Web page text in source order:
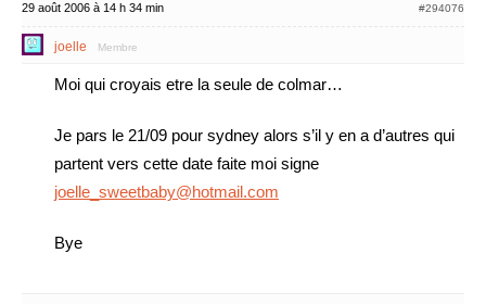
29 août 2006 à 14 h 34 min #294076
joelle Membre
Moi qui croyais etre la seule de colmar…
Je pars le 21/09 pour sydney alors s’il y en a d’autres qui
partent vers cette date faite moi signe
joelle_sweetbaby@hotmail.com
Bye